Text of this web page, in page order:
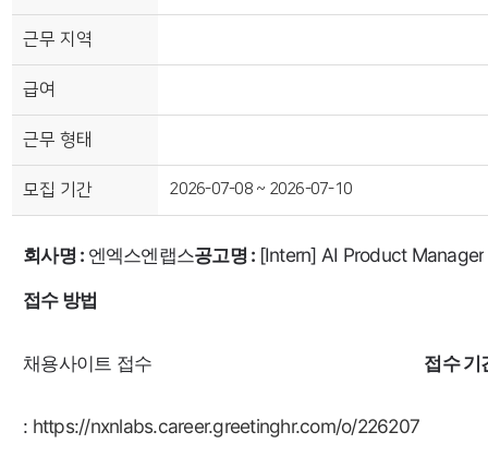
근무 지역
급여
근무 형태
모집 기간 2026-07-08 ~ 2026-07-10
회사명 : 엔엑스엔랩스공고명 : [Intern] AI Product Manager
접수 방법
채용사이트 접수
: https://nxnlabs.career.greetinghr.com/o/226207
접수 기